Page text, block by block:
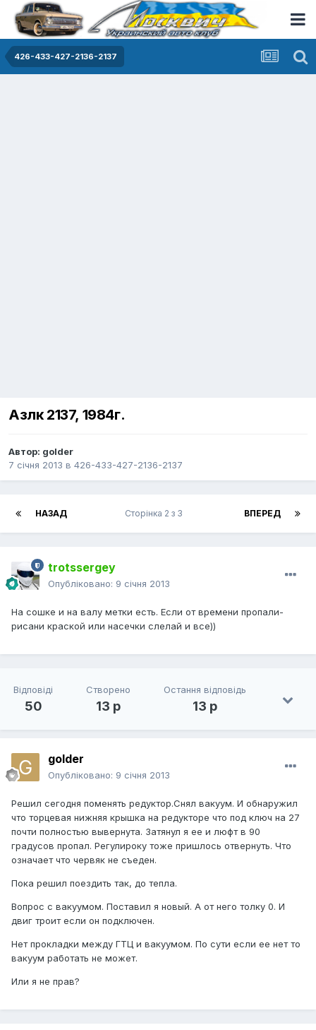
426-433-427-2136-2137
Азлк 2137, 1984г.
Автор: golder
7 січня 2013 в 426-433-427-2136-2137
НАЗАД ВПЕРЕД
Сторінка 2 з 3
trotssergey
Опубліковано: 9 січня 2013
На сошке и на валу метки есть. Если от времени пропали-
рисани краской или насечки слелай и все))
Відповіді
50
Створено
13 р
Остання відповідь
13 р
golder
Опубліковано: 9 січня 2013
Решил сегодня поменять редуктор.Снял вакуум. И обнаружил
что торцевая нижняя крышка на редукторе что под ключ на 27
почти полностью вывернута. Затянул я ее и люфт в 90
градусов пропал. Регулироку тоже пришлось отвернуть. Что
означает что червяк не съеден.
Пока решил поездить так, до тепла.
Вопрос с вакуумом. Поставил я новый. А от него толку 0. И
двиг троит если он подключен.
Нет прокладки между ГТЦ и вакуумом. По сути если ее нет то
вакуум работать не может.
Или я не прав?